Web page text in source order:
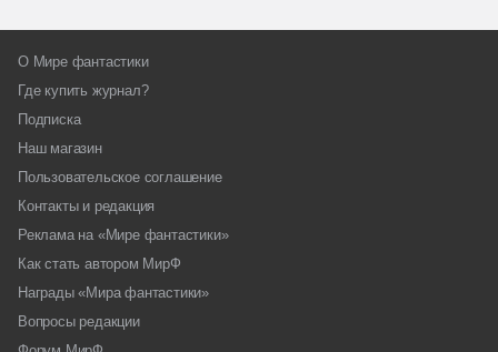
О Мире фантастики
Где купить журнал?
Подписка
Наш магазин
Пользовательское соглашение
Контакты и редакция
Реклама на «Мире фантастики»
Как стать автором МирФ
Награды «Мира фантастики»
Вопросы редакции